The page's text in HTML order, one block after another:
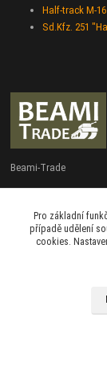
Half-track M-16
Sd.Kfz. 251
Beami-Trade
+420 775 427 778
Po - Pá 9:00 - 16:00
admin@beami-
Pro základní
případě udělení
cookies.